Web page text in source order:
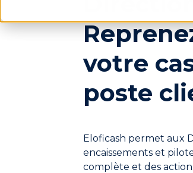
votre
poste
Eloficash permet aux
encaissements et
complète et des